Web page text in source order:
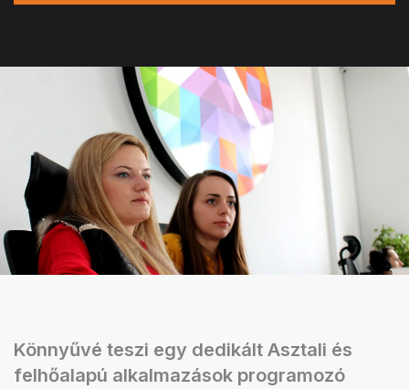
Könnyűvé teszi egy dedikált Asztali és
felhőalapú alkalmazások programozó